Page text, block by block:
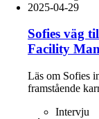
2025-04-29
Sofies väg
Facility
Läs om Sofies
framstående
Intervju